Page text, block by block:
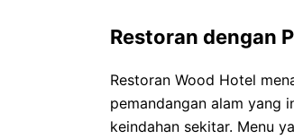
Restoran dengan
Restoran Wood Hotel
pemandangan alam yang
keindahan sekitar. Menu